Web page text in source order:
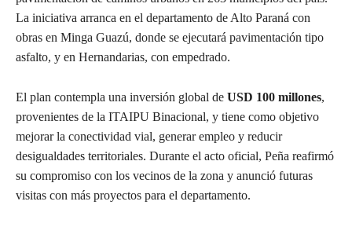
La iniciativa arranca en el departamento de Alto Paraná con
obras en Minga Guazú, donde se ejecutará pavimentación tipo
asfalto, y en Hernandarias, con empedrado.
El plan contempla una inversión global de USD 100 millones,
provenientes de la ITAIPU Binacional, y tiene como objetivo
mejorar la conectividad vial, generar empleo y reducir
desigualdades territoriales. Durante el acto oficial, Peña reafirmó
su compromiso con los vecinos de la zona y anunció futuras
visitas con más proyectos para el departamento.